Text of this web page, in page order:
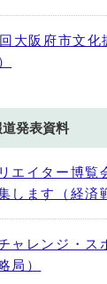
大阪府市文化
発表資料
エイター博覧
します（経済
ャレンジ・
局）